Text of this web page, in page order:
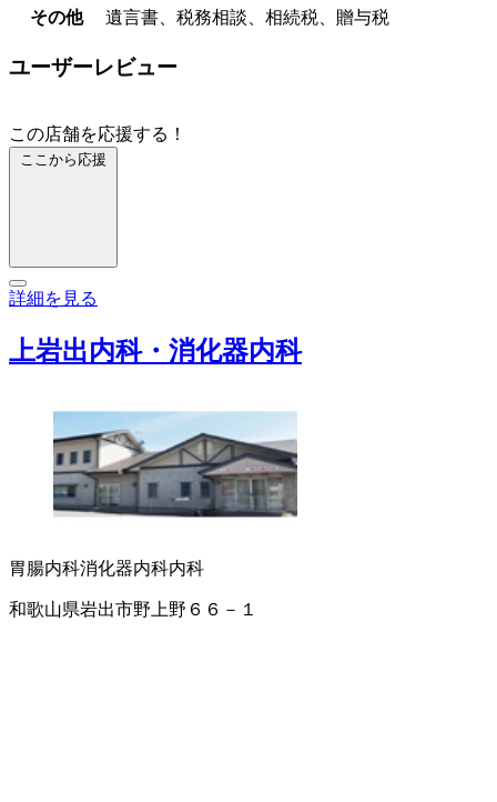
その他 遺言書、税務相談、相続税、贈与税
ユーザーレビュー
この店舗を応援する！
ここから応援
詳細を見る
上岩出内科・消化器内科
胃腸内科消化器内科内科
和歌山県岩出市野上野６６－１